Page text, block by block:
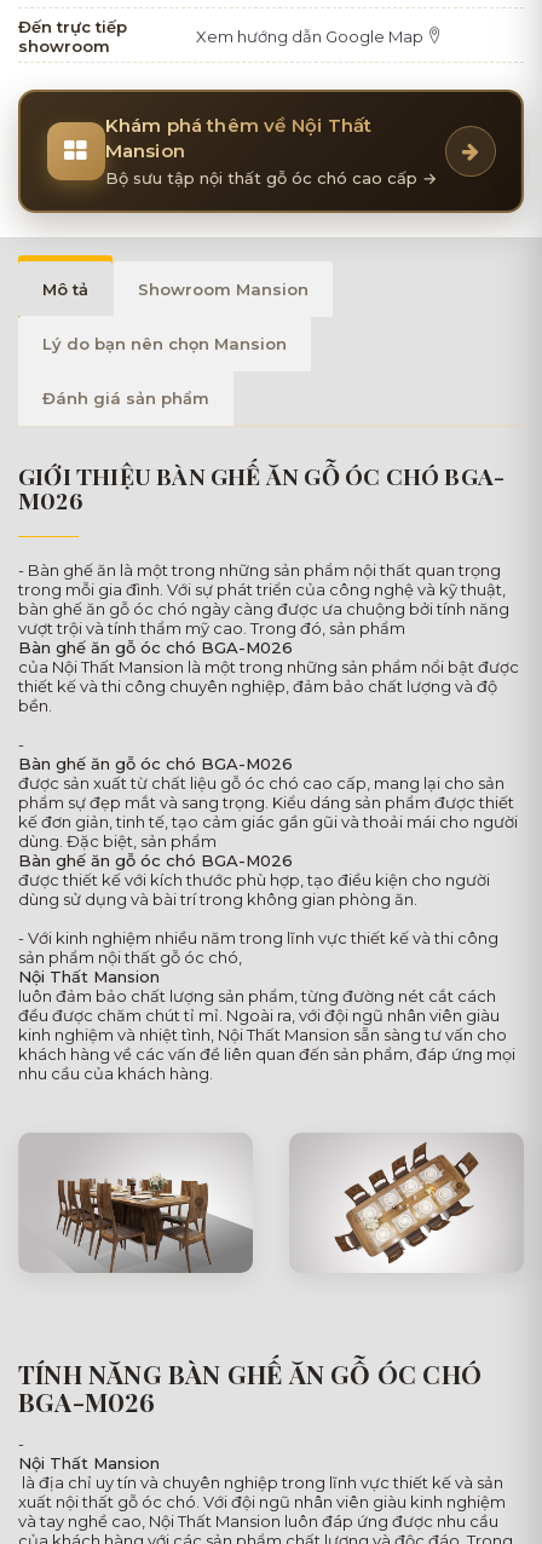
Đến trực tiếp
showroom
Xem hướng dẫn Google Map
Khám phá thêm về Nội Thất
Mansion
Bộ sưu tập nội thất gỗ óc chó cao cấp →
Mô tả Showroom Mansion
Lý do bạn nên chọn Mansion
Đánh giá sản phẩm
GIỚI THIỆU BÀN GHẾ ĂN GỖ ÓC CHÓ BGA-
M026
- Bàn ghế ăn là một trong những sản phẩm nội thất quan trọng
trong mỗi gia đình. Với sự phát triển của công nghệ và kỹ thuật,
bàn ghế ăn gỗ óc chó ngày càng được ưa chuộng bởi tính năng
vượt trội và tính thẩm mỹ cao. Trong đó, sản phẩm
Bàn ghế ăn gỗ óc chó BGA-M026
của Nội Thất Mansion là một trong những sản phẩm nổi bật được
thiết kế và thi công chuyên nghiệp, đảm bảo chất lượng và độ
bền.
-
Bàn ghế ăn gỗ óc chó BGA-M026
được sản xuất từ chất liệu gỗ óc chó cao cấp, mang lại cho sản
phẩm sự đẹp mắt và sang trọng. Kiểu dáng sản phẩm được thiết
kế đơn giản, tinh tế, tạo cảm giác gần gũi và thoải mái cho người
dùng. Đặc biệt, sản phẩm
Bàn ghế ăn gỗ óc chó BGA-M026
được thiết kế với kích thước phù hợp, tạo điều kiện cho người
dùng sử dụng và bài trí trong không gian phòng ăn.
- Với kinh nghiệm nhiều năm trong lĩnh vực thiết kế và thi công
sản phẩm nội thất gỗ óc chó,
Nội Thất Mansion
luôn đảm bảo chất lượng sản phẩm, từng đường nét cắt cách
đều được chăm chút tỉ mỉ. Ngoài ra, với đội ngũ nhân viên giàu
kinh nghiệm và nhiệt tình, Nội Thất Mansion sẵn sàng tư vấn cho
khách hàng về các vấn đề liên quan đến sản phẩm, đáp ứng mọi
nhu cầu của khách hàng.
TÍNH NĂNG BÀN GHẾ ĂN GỖ ÓC CHÓ
BGA-M026
-
Nội Thất Mansion
là địa chỉ uy tín và chuyên nghiệp trong lĩnh vực thiết kế và sản
xuất nội thất gỗ óc chó. Với đội ngũ nhân viên giàu kinh nghiệm
và tay nghề cao, Nội Thất Mansion luôn đáp ứng được nhu cầu